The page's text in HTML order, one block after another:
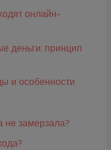
онлайн-
деньги: принцип
и особенности
не замерзала?